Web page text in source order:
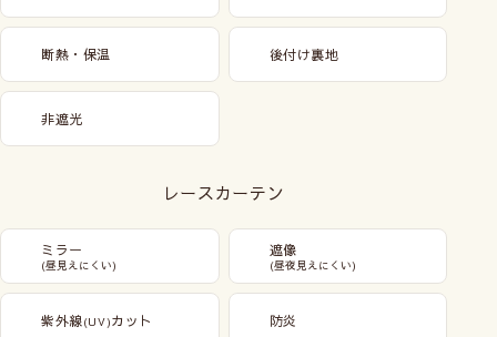
断熱・保温 後付け裏地
非遮光
レースカーテン
ミラー
(昼見えにくい)
遮像
(昼夜見えにくい)
紫外線(UV)カット 防炎